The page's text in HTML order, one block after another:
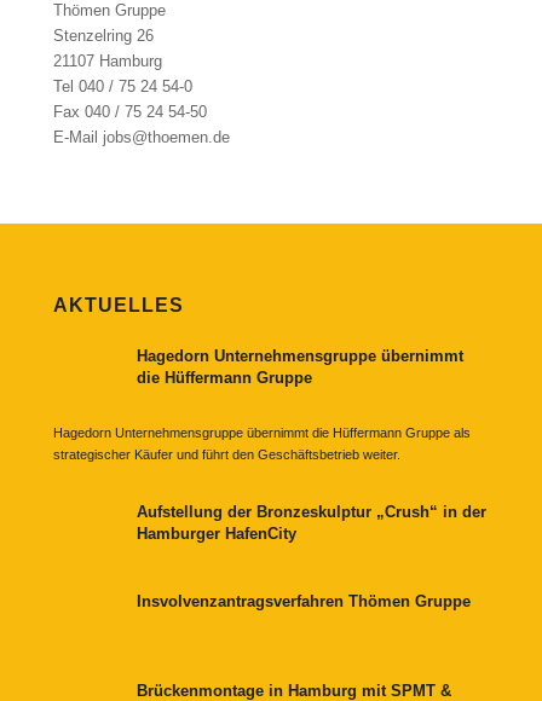
Thömen Gruppe
Stenzelring 26
21107 Hamburg
Tel 040 / 75 24 54-0
Fax 040 / 75 24 54-50
E-Mail jobs@thoemen.de
AKTUELLES
Hagedorn Unternehmensgruppe übernimmt
die Hüffermann Gruppe
Hagedorn Unternehmensgruppe übernimmt die Hüffermann Gruppe als
strategischer Käufer und führt den Geschäftsbetrieb weiter.
Aufstellung der Bronzeskulptur „Crush“ in der
Hamburger HafenCity
Insvolvenzantragsverfahren Thömen Gruppe
Brückenmontage in Hamburg mit SPMT &